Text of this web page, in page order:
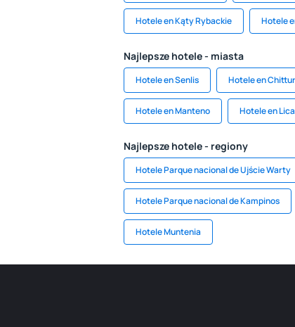
Hotele en Kąty Rybackie Hotele
Najlepsze hotele - miasta
Hotele en Senlis Hotele en Chittur
Hotele en Manteno Hotele en
Najlepsze hotele - regiony
Hotele Parque nacional de Ujście Warty
Hotele Parque nacional de Kampinos
Hotele Muntenia